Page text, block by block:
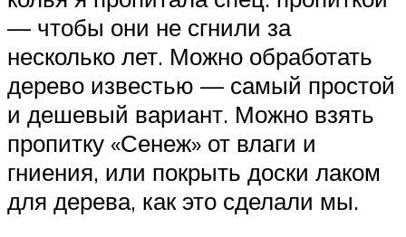
— чтобы они не сгнили за
несколько лет. Можно обработать
дерево известью — самый простой
и дешевый вариант. Можно взять
пропитку «Сенеж» от влаги и
гниения, или покрыть доски лаком
для дерева, как это сделали мы.